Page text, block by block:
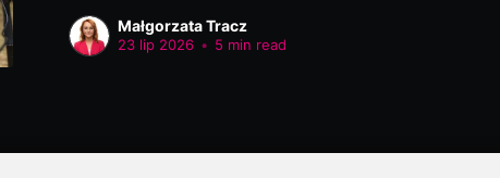
bezpieczeństwa żywności Interpelacja do:
Jolanta Sobierańska-Grenda, Minister Zdrowia
dotyczących bezpieczeństwa żywności,
Małgorzata Tracz
23 lip 2026 • 5 min read